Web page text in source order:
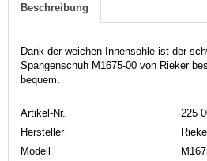
Beschreibung
Dank der weichen Innensohle ist der
Spangenschuh M1675-00 von Rieker
bequem.
Artikel-Nr.
225
Hersteller
Modell